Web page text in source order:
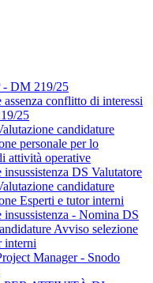
- DM 219/25
conflitto di interessi
25
candidature
personale per lo
attività operative
DS Valutatore
candidature
Esperti e tutor interni
- Nomina DS
Avviso selezione
interni
Manager - Snodo